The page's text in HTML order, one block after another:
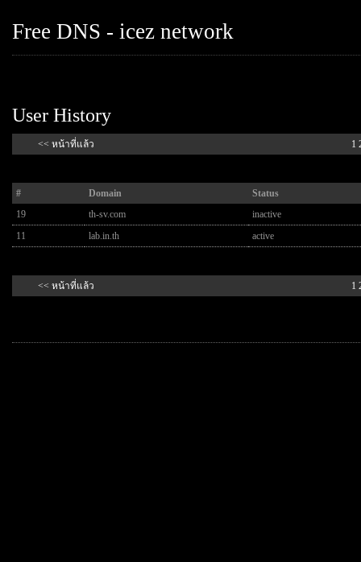
Free DNS - icez network
User History
<< หน้าที่แล้ว 1
# Domain
Status
19
th-sv.com
inactive
11
lab.in.th active
<< หน้าที่แล้ว 1